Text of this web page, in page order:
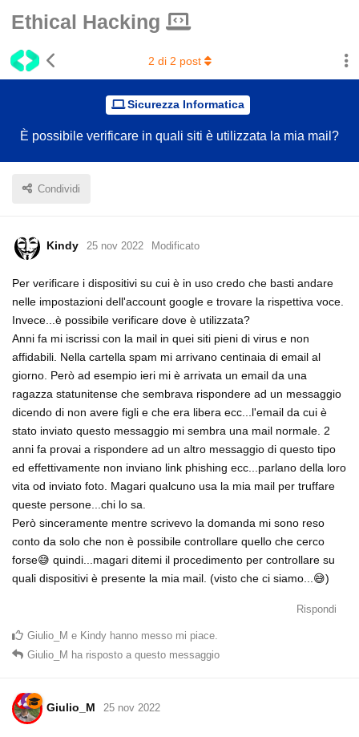
Ethical Hacking
Sicurezza Informatica
È possibile verificare in quali siti è utilizzata la mia mail?
Condividi
2 di 2 post
Kindy 25 nov 2022 Modificato
Per verificare i dispositivi su cui è in uso credo che basti andare
nelle impostazioni dell'account google e trovare la rispettiva voce.
Invece...è possibile verificare dove è utilizzata?
Anni fa mi iscrissi con la mail in quei siti pieni di virus e non
affidabili. Nella cartella spam mi arrivano centinaia di email al
giorno. Però ad esempio ieri mi è arrivata un email da una
ragazza statunitense che sembrava rispondere ad un messaggio
dicendo di non avere figli e che era libera ecc...l'email da cui è
stato inviato questo messaggio mi sembra una mail normale. 2
anni fa provai a rispondere ad un altro messaggio di questo tipo
ed effettivamente non inviano link phishing ecc...parlano della loro
vita od inviato foto. Magari qualcuno usa la mia mail per truffare
queste persone...chi lo sa.
Però sinceramente mentre scrivevo la domanda mi sono reso
conto da solo che non è possibile controllare quello che cerco
forse😅 quindi...magari ditemi il procedimento per controllare su
quali dispositivi è presente la mia mail. (visto che ci siamo...😅)
Rispondi
Giulio_M e Kindy hanno messo mi piace
Giulio_M ha risposto a questo messaggio
Giulio_M 25 nov 2022